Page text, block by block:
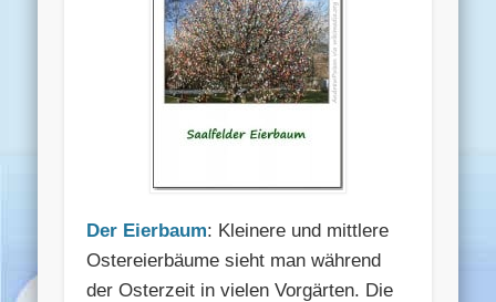
Der Eierbaum: Kleinere und mittlere
Ostereierbäume sieht man während
der Osterzeit in vielen Vorgärten. Die